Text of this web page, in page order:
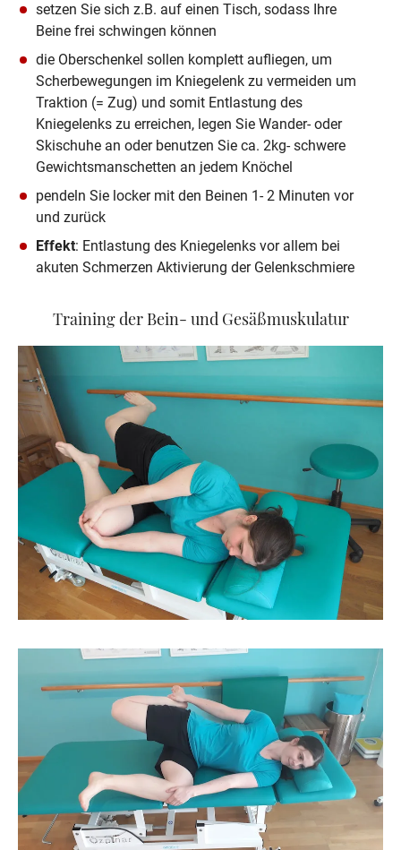
setzen Sie sich z.B. auf einen Tisch, sodass Ihre
Beine frei schwingen können
die Oberschenkel sollen komplett aufliegen, um
Scherbewegungen im Kniegelenk zu vermeiden um
Traktion (= Zug) und somit Entlastung des
Kniegelenks zu erreichen, legen Sie Wander- oder
Skischuhe an oder benutzen Sie ca. 2kg- schwere
Gewichtsmanschetten an jedem Knöchel
pendeln Sie locker mit den Beinen 1- 2 Minuten vor
und zurück
Effekt: Entlastung des Kniegelenks vor allem bei
akuten Schmerzen Aktivierung der Gelenkschmiere
Training der Bein- und Gesäßmuskulatur